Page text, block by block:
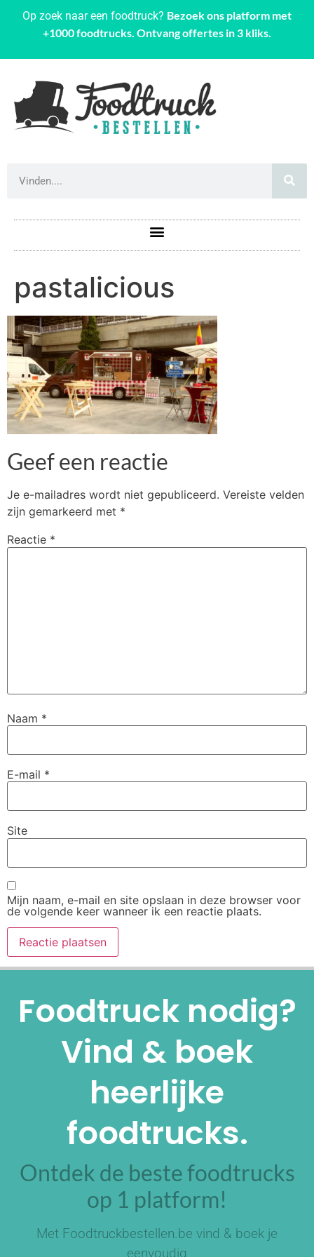
Op zoek naar een foodtruck? Bezoek ons platform met
+1000 foodtrucks. Ontvang offertes in 3 kliks.
pastalicious
Geef een reactie
Je e-mailadres wordt niet gepubliceerd. Vereiste velden
zijn gemarkeerd met *
Reactie *
Naam *
E-mail *
Site
Mijn naam, e-mail en site opslaan in deze browser voor
de volgende keer wanneer ik een reactie plaats.
Foodtruck nodig?
Vind & boek
heerlijke
foodtrucks.
Ontdek de beste foodtrucks
op 1 platform!
Met Foodtruckbestellen.be vind & boek je
eenvoudig